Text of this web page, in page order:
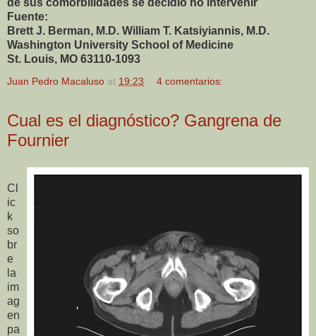
Fuente:
Brett J. Berman, M.D. William T. Katsiyiannis, M.D.
Washington University School of Medicine
St. Louis, MO 63110-1093
Juan Pedro Macaluso at 19:23 4 comentarios:
Cual es el diagnóstico? Gangrena de
Fournier
Cl
ic
k
so
br
e
la
im
ag
en
pa